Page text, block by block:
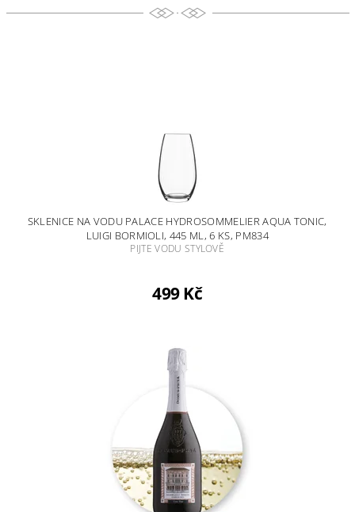
SKLENICE NA VODU PALACE HYDROSOMMELIER AQUA TONIC,
LUIGI BORMIOLI, 445 ML, 6 KS, PM834
PIJTE VODU STYLOVĚ
499 Kč